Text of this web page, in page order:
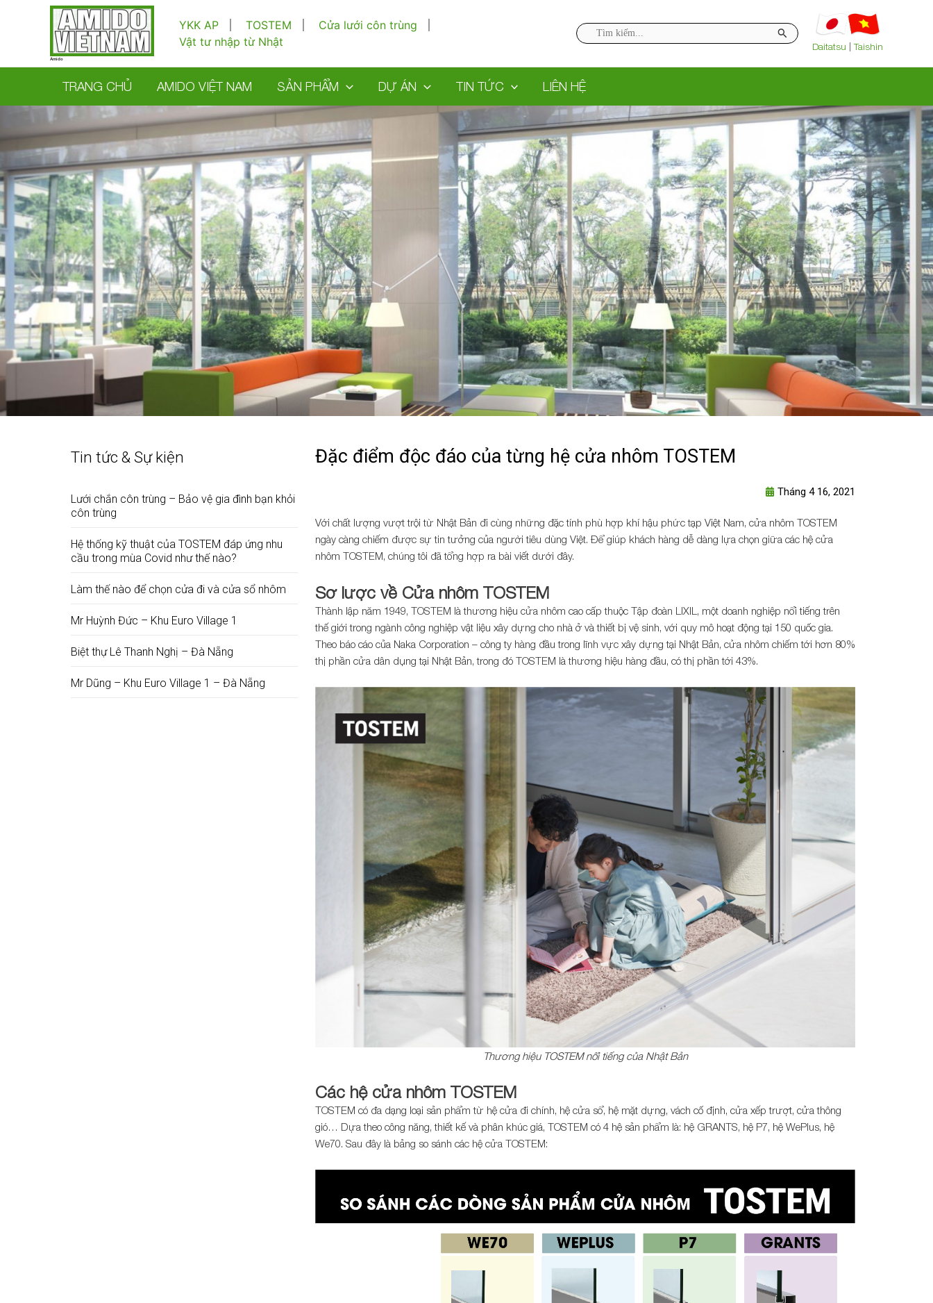
Amido
YKK AP TOSTEM
Cửa lưới côn trùng
Vật tư nhập từ Nhật
Tìm
Daitatsu |Taishin
TRANG CHỦ AMIDO VIỆT NAM SẢN PHẨM DỰ ÁN TIN TỨC LIÊN HỆ
Tin tức & Sự kiện
Lưới chắn côn trùng – Bảo vệ gia đình bạn khỏi
côn trùng
Hệ thống kỹ thuật của TOSTEM đáp ứng nhu
cầu trong mùa Covid như thế nào?
Làm thế nào để chọn cửa đi và cửa sổ nhôm
Mr Huỳnh Đức – Khu Euro Village 1
Biệt thự Lê Thanh Nghị – Đà Nẵng
Mr Dũng – Khu Euro Village 1 – Đà Nẵng
Đặc điểm độc đáo của từng hệ cửa nhôm TOSTEM
Tháng 4 16, 2021
Với chất lượng vượt trội từ Nhật Bản đi cùng những đặc tính phù hợp khí hậu phức tạp Việt Nam, cửa nhôm TOSTEM
ngày càng chiếm được sự tin tưởng của người tiêu dùng Việt. Để giúp khách hàng dễ dàng lựa chọn giữa các hệ cửa
nhôm TOSTEM, chúng tôi đã tổng hợp ra bài viết dưới đây.
Sơ lược về Cửa nhôm TOSTEM
Thành lập năm 1949, TOSTEM là thương hiệu cửa nhôm cao cấp thuộc Tập đoàn LIXIL, một doanh nghiệp nổi tiếng trên
thế giới trong ngành công nghiệp vật liệu xây dựng cho nhà ở và thiết bị vệ sinh, với quy mô hoạt động tại 150 quốc gia.
Theo báo cáo của Naka Corporation – công ty hàng đầu trong lĩnh vực xây dựng tại Nhật Bản, cửa nhôm chiếm tới hơn 80%
thị phần cửa dân dụng tại Nhật Bản, trong đó TOSTEM là thương hiệu hàng đầu, có thị phần tới 43%.
Thương hiệu TOSTEM nổi tiếng của Nhật Bản
Các hệ cửa nhôm TOSTEM
TOSTEM có đa dạng loại sản phẩm từ hệ cửa đi chính, hệ cửa sổ, hệ mặt dựng, vách cố định, cửa xếp trượt, cửa thông
gió… Dựa theo công năng, thiết kế và phân khúc giá, TOSTEM có 4 hệ sản phẩm là: hệ GRANTS, hệ P7, hệ WePlus, hệ
We70. Sau đây là bảng so sánh các hệ cửa TOSTEM: